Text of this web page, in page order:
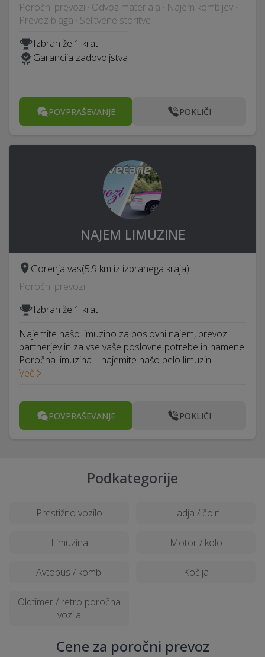
Poročni prevozi · Odvoz materiala · Najem kombijev ·
Prevoz blaga · Selitvene storitve
Izbran že 1 krat
Garancija zadovoljstva
POVPRAŠEVANJE POKLIČI
NAJEM LIMUZINE
Gorenja vas(5,9 km iz izbranega kraja)
Poročni prevozi
Izbran že 1 krat
Najemite našo limuzino za poslovni najem, prevoz
partnerjev in za vse vaše poslovne potrebe in namene.
Poročna limuzina – najemite našo belo limuzin…
Več
POVPRAŠEVANJE POKLIČI
Podkategorije
Prestižno vozilo Ladja / čoln
Limuzina Motor / kolo
Avtobus / kombi Kočija
Oldtimer / retro poročna
vozila
Cene za poročni prevoz